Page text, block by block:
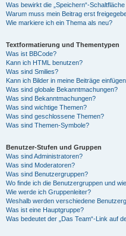
Was bewirkt die „Speichern“-
Warum muss mein Beitrag erst
Wie markiere ich ein Thema als neu?
Textformatierung und Thementypen
Was ist BBCode?
Kann ich HTML benutzen?
Was sind Smilies?
Kann ich Bilder in meine Beiträge
Was sind globale Bekanntmachungen?
Was sind Bekanntmachungen?
Was sind wichtige Themen?
Was sind geschlossene Themen?
Was sind Themen-Symbole?
Benutzer-Stufen und Gruppen
Was sind Administratoren?
Was sind Moderatoren?
Was sind Benutzergruppen?
Wo finde ich die Benutzergruppen und
Wie werde ich Gruppenleiter?
Weshalb werden verschiedene
Was ist eine Hauptgruppe?
Was bedeutet der „Das Team“-Link auf